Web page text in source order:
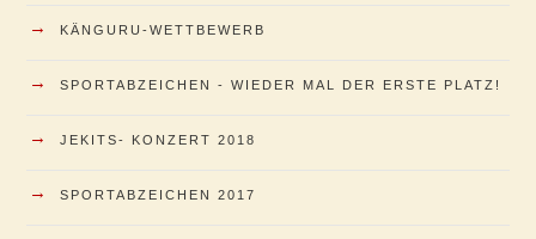
→ KÄNGURU-WETTBEWERB
→ SPORTABZEICHEN - WIEDER MAL DER ERSTE PLATZ!
→ JEKITS- KONZERT 2018
→ SPORTABZEICHEN 2017